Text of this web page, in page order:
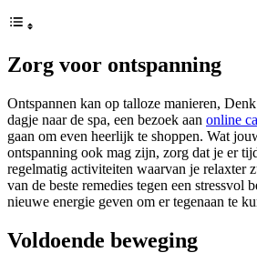
Zorg voor ontspanning
Ontspannen kan op talloze manieren,
dagje naar de spa, een bezoek aan online
gaan om even heerlijk te shoppen. Wat
ontspanning ook mag zijn, zorg dat je er
regelmatig activiteiten waarvan je relaxter
van de beste remedies tegen een stressvol
nieuwe energie geven om er tegenaan te
Voldoende beweging